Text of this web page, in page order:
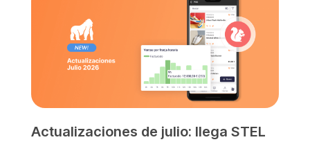
Actualizaciones de julio: llega STEL